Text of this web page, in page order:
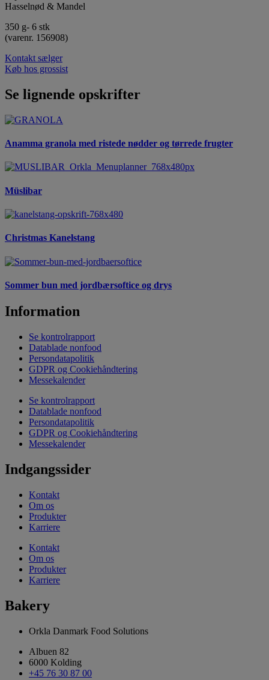
Hasselnød & Mandel
350 g- 6 stk
(varenr. 156908)
Kontakt sælger
Køb hos grossist
Se lignende opskrifter
Anamma granola med ristede nødder og tørrede frugter
Müslibar
Christmas Kanelstang
Sommer bun med jordbærsoftice og drys
Information
Se kontrolrapport
Datablade nonfood
Persondatapolitik
GDPR og Cookiehåndtering
Messekalender
Se kontrolrapport
Datablade nonfood
Persondatapolitik
GDPR og Cookiehåndtering
Messekalender
Indgangssider
Kontakt
Om os
Produkter
Karriere
Kontakt
Om os
Produkter
Karriere
Bakery
Orkla Danmark Food Solutions
Albuen 82
6000 Kolding
+45 76 30 87 00